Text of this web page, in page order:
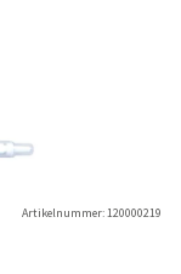
Artikelnummer:120000219